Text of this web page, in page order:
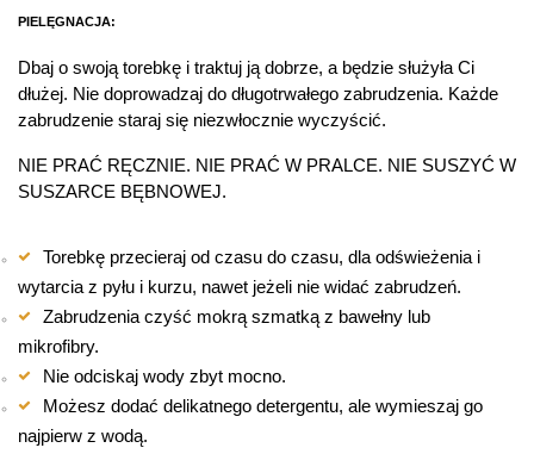
PIELĘGNACJA:
Dbaj o swoją torebkę i traktuj ją dobrze, a będzie służyła Ci
dłużej. Nie doprowadzaj do długotrwałego zabrudzenia. Każde
zabrudzenie staraj się niezwłocznie wyczyścić.
NIE PRAĆ RĘCZNIE. NIE PRAĆ W PRALCE. NIE SUSZYĆ W
SUSZARCE BĘBNOWEJ.
Torebkę przecieraj od czasu do czasu, dla odświeżenia i
wytarcia z pyłu i kurzu, nawet jeżeli nie widać zabrudzeń.
Zabrudzenia czyść mokrą szmatką z bawełny lub
mikrofibry.
Nie odciskaj wody zbyt mocno.
Możesz dodać delikatnego detergentu, ale wymieszaj go
najpierw z wodą.